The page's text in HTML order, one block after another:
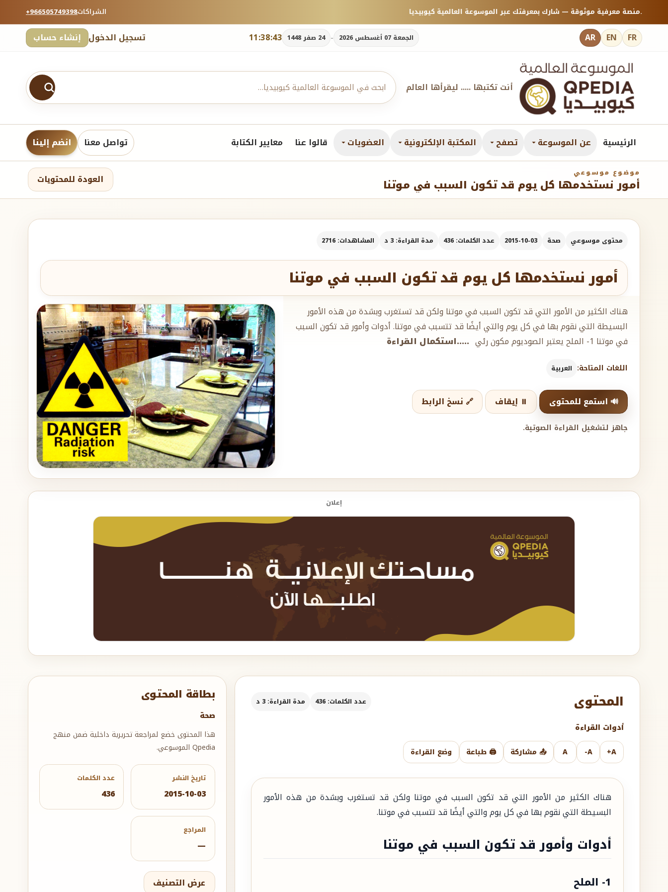
+966505749398الشراكات منصة معرفية موثوقة — شارك بمعرفتك عبر الموسوعة العالمية كيوبيديا.
تسجيل الدخول إنشاء حساب 11:38:44 الجمعة 07 أغسطس 2026 - 24 صفر 1448 AR EN FR
أنت تكتبها ..... ليقرأها العالم
الرئيسية عن الموسوعة تصفح المكتبة الإلكترونية العضويات قالوا عنا معايير الكتابة تواصل معنا انضم إلينا
موضوع موسوعي
أمور نستخدمها كل يوم قد تكون السبب في موتنا العودة للمحتويات
محتوى موسوعي صحة 2015-10-03 عدد الكلمات: 436 مدة القراءة: 3 د المشاهدات: 2716
أمور نستخدمها كل يوم قد تكون السبب في موتنا
هناك الكثير من الأمور التي قد تكون السبب في موتنا ولكن قد تستغرب وبشدة من هذه الأمور
البسيطة التي نقوم بها في كل يوم والتي أيضًا قد تتسبب في موتنا. أدوات وأمور قد تكون السبب
في موتنا 1- الملح يعتبر الصوديوم مكون رئي
.....استكمال القراءة
اللغات المتاحة: العربية
🔊 استمع للمحتوى ⏸️ إيقاف 🔗 نسخ الرابط
جاهز لتشغيل القراءة الصوتية.
إعلان
بطاقة المحتوى
صحة
هذا المحتوى خضع لمراجعة تحريرية داخلية ضمن منهج
Qpedia الموسوعي.
تاريخ النشر
2015-10-03
عدد الكلمات
436
المراجع
—
عرض التصنيف
المحتوى عدد الكلمات: 436 مدة القراءة: 3 د
أدوات القراءة
A+
A-
A 📤 مشاركة 🖨️ طباعة وضع القراءة
هناك الكثير من الأمور التي قد تكون السبب في موتنا ولكن قد تستغرب وبشدة من هذه الأمور
البسيطة التي نقوم بها في كل يوم والتي أيضًا قد تتسبب في موتنا.
أدوات وأمور قد تكون السبب في موتنا
1- الملح